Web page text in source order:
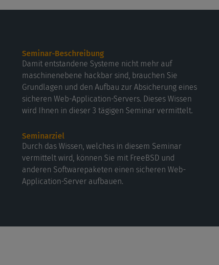
Seminar-Beschreibung
Damit entstandene Systeme nicht mehr auf
maschinenebene hackbar sind, brauchen Sie
Grundlagen und den Aufbau zur Absicherung eines
sicheren Web-Application-Servers. Dieses Wissen
wird Ihnen in dieser 3 tägigen Seminar vermittelt.
Seminarziel
Durch das Wissen, welches in diesem Seminar
vermittelt wird, können Sie mit FreeBSD und
anderen Softwarepaketen einen sicheren Web-
Application-Server aufbauen.